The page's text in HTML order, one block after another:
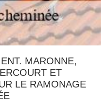
MARONNE,
ET
LE RAMONAGE